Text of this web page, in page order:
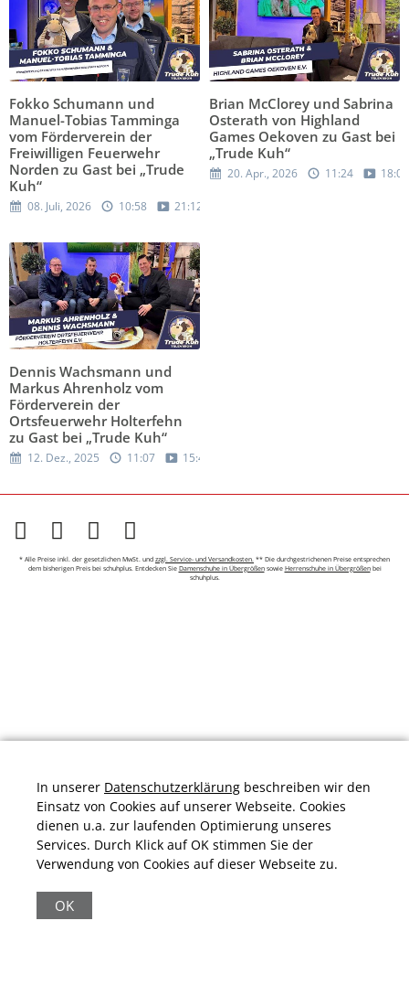
Fokko Schumann und
Manuel-Tobias Tamminga
vom Förderverein der
Freiwilligen Feuerwehr
Norden zu Gast bei „Trude
Kuh“
08. Juli, 2026 10:58 21:12
Brian McClorey und Sabrina
Osterath von Highland
Games Oekoven zu Gast bei
„Trude Kuh“
20. Apr., 2026 11:24 18:05
Dennis Wachsmann und
Markus Ahrenholz vom
Förderverein der
Ortsfeuerwehr Holterfehn
zu Gast bei „Trude Kuh“
12. Dez., 2025 11:07 15:41
* Alle Preise inkl. der gesetzlichen MwSt. und zzgl. Service- und Versandkosten. ** Die durchgestrichenen Preise entsprechen
dem bisherigen Preis bei schuhplus. Entdecken Sie Damenschuhe in Übergrößensowie Herrenschuhe in Übergrößenbei
schuhplus.
|
Bewertungsgrundlage des Anbieters: 13 Verkaufs- und 32
In unserer Datenschutzerklärung beschreiben wir den
Einsatz von Cookies auf unserer Webseite. Cookies
dienen u.a. zur laufenden Optimierung unseres
Services. Durch Klick auf OK stimmen Sie der
Verwendung von Cookies auf dieser Webseite zu.
OK